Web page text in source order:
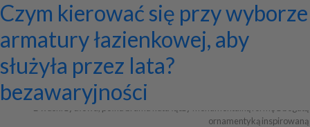
+ Dodaj firmę + Dodaj artykuł
Ekskluzywne ogrodzenia z
pałacowym rozmachem
Dwuskrzydłowa, pełna brama kuta łączy monumentalną formę z bogatą
ornamentyką inspirowaną
Program do projektowania
wentylacji mechanicznej
Jak zaprojektować ścianę
telewizyjną, która pasuje do
całej aranżacji?
Systemy zamocowań dachów
płaskich i skośnych oraz lekkiej
obudowy firmy ETANCO
Dom z prefabrykatów opinie –
co naprawdę warto ocenić przed
budową?
Nowoczesne bramy przesuwne:
wyznaczniki trwałości,
bezpieczeństwa i
bezawaryjności
Jak dobrać maskownicę
karnisza? Praktyczny poradnik
Licznik Geigera w kontroli
materiałów budowlanych i
złomu
Jak ograniczyć ryzyko
przestojów przy pracy maszyn
geotechnicznych?
Czym kierować się przy wyborze
armatury łazienkowej, aby
służyła przez lata?